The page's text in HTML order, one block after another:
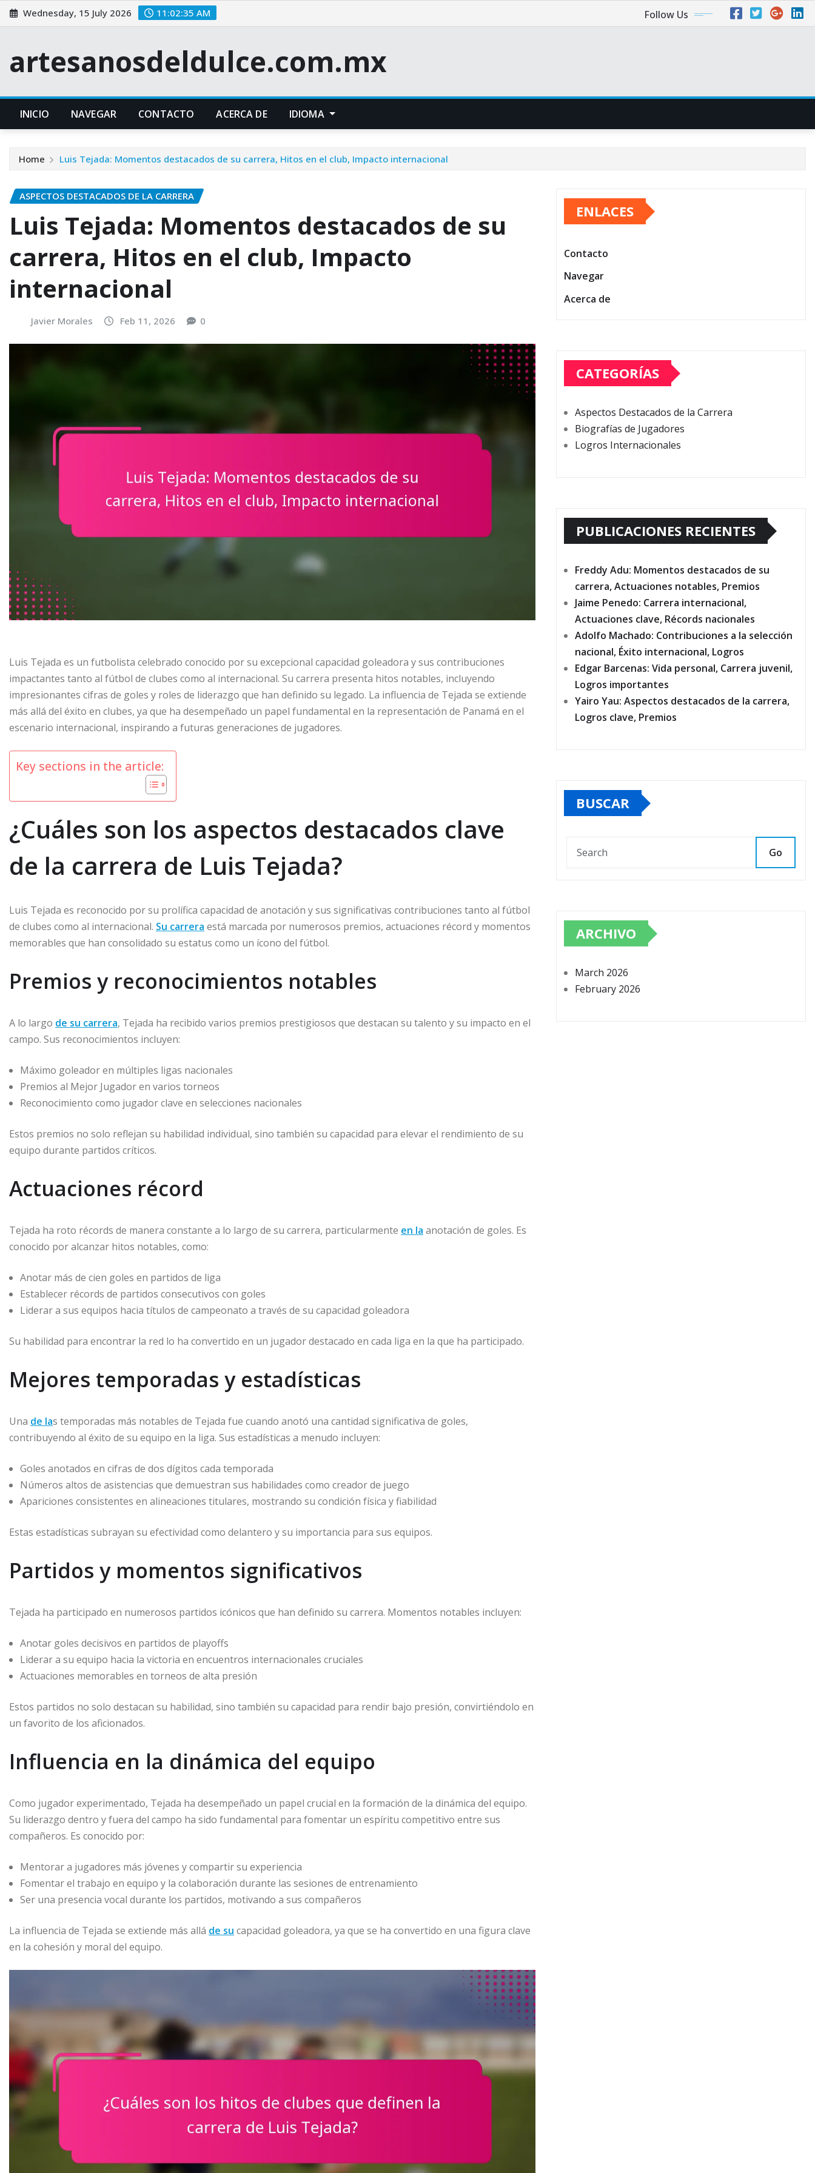
Skip
to
Wednesday, 15 July 2026 11:02:35 AM Follow Us
artesanosdeldulce.com.mx
INICIO NAVEGAR CONTACTO ACERCA DE IDIOMA
Home Luis Tejada: Momentos destacados de su carrera, Hitos en el club, Impacto internacional
ASPECTOS DESTACADOS DE LA CARRERA
Luis Tejada: Momentos destacados de su
carrera, Hitos en el club, Impacto
internacional
Javier Morales Feb 11, 2026 0
Luis Tejada es un futbolista celebrado conocido por su excepcional capacidad goleadora y sus contribuciones
impactantes tanto al fútbol de clubes como al internacional. Su carrera presenta hitos notables, incluyendo
impresionantes cifras de goles y roles de liderazgo que han definido su legado. La influencia de Tejada se extiende
más allá del éxito en clubes, ya que ha desempeñado un papel fundamental en la representación de Panamá en el
escenario internacional, inspirando a futuras generaciones de jugadores.
Key sections in the article:
¿Cuáles son los aspectos destacados clave
de la carrera de Luis Tejada?
Luis Tejada es reconocido por su prolífica capacidad de anotación y sus significativas contribuciones tanto al fútbol
de clubes como al internacional. Su carrera está marcada por numerosos premios, actuaciones récord y momentos
memorables que han consolidado su estatus como un ícono del fútbol.
Premios y reconocimientos notables
A lo largo de su carrera, Tejada ha recibido varios premios prestigiosos que destacan su talento y su impacto en el
campo. Sus reconocimientos incluyen:
Máximo goleador en múltiples ligas nacionales
Premios al Mejor Jugador en varios torneos
Reconocimiento como jugador clave en selecciones nacionales
Estos premios no solo reflejan su habilidad individual, sino también su capacidad para elevar el rendimiento de su
equipo durante partidos críticos.
Actuaciones récord
Tejada ha roto récords de manera constante a lo largo de su carrera, particularmente en la anotación de goles. Es
conocido por alcanzar hitos notables, como:
Anotar más de cien goles en partidos de liga
Establecer récords de partidos consecutivos con goles
Liderar a sus equipos hacia títulos de campeonato a través de su capacidad goleadora
Su habilidad para encontrar la red lo ha convertido en un jugador destacado en cada liga en la que ha participado.
Mejores temporadas y estadísticas
Una de las temporadas más notables de Tejada fue cuando anotó una cantidad significativa de goles,
contribuyendo al éxito de su equipo en la liga. Sus estadísticas a menudo incluyen:
Goles anotados en cifras de dos dígitos cada temporada
Números altos de asistencias que demuestran sus habilidades como creador de juego
Apariciones consistentes en alineaciones titulares, mostrando su condición física y fiabilidad
Estas estadísticas subrayan su efectividad como delantero y su importancia para sus equipos.
Partidos y momentos significativos
Tejada ha participado en numerosos partidos icónicos que han definido su carrera. Momentos notables incluyen:
Anotar goles decisivos en partidos de playoffs
Liderar a su equipo hacia la victoria en encuentros internacionales cruciales
Actuaciones memorables en torneos de alta presión
Estos partidos no solo destacan su habilidad, sino también su capacidad para rendir bajo presión, convirtiéndolo en
un favorito de los aficionados.
Influencia en la dinámica del equipo
Como jugador experimentado, Tejada ha desempeñado un papel crucial en la formación de la dinámica del equipo.
Su liderazgo dentro y fuera del campo ha sido fundamental para fomentar un espíritu competitivo entre sus
compañeros. Es conocido por:
Mentorar a jugadores más jóvenes y compartir su experiencia
Fomentar el trabajo en equipo y la colaboración durante las sesiones de entrenamiento
Ser una presencia vocal durante los partidos, motivando a sus compañeros
La influencia de Tejada se extiende más allá de su capacidad goleadora, ya que se ha convertido en una figura clave
en la cohesión y moral del equipo.
ENLACES
Contacto
Navegar
Acerca de
CATEGORÍAS
Aspectos Destacados de la Carrera
Biografías de Jugadores
Logros Internacionales
PUBLICACIONES RECIENTES
Freddy Adu: Momentos destacados de su
carrera, Actuaciones notables, Premios
Jaime Penedo: Carrera internacional,
Actuaciones clave, Récords nacionales
Adolfo Machado: Contribuciones a la selección
nacional, Éxito internacional, Logros
Edgar Barcenas: Vida personal, Carrera juvenil,
Logros importantes
Yairo Yau: Aspectos destacados de la carrera,
Logros clave, Premios
BUSCAR
Go
ARCHIVO
March 2026
February 2026